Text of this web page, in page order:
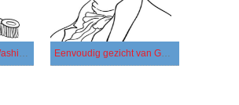
Portret van George Washington met sterren Eenvoudig gezicht van George Washington